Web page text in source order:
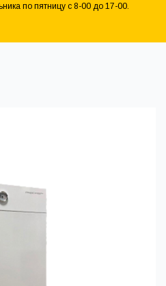
по пятницу с 8-00 до 17-00.